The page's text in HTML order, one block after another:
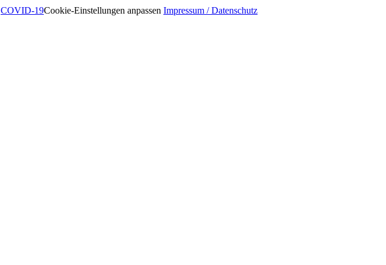
COVID-19Cookie-Einstellungen anpassen Impressum / Datenschutz